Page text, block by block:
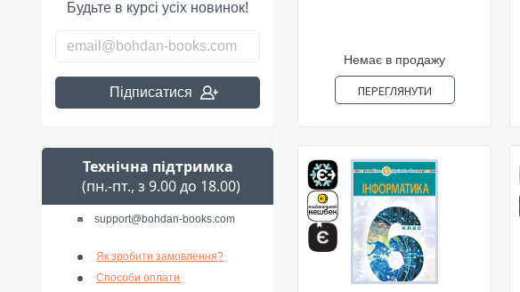
Будьте в курсі усіх новинок!
Підписатися
Технічна підтримка
(пн.-пт., з 9.00 до 18.00)
support@bohdan-books.com
Як зробити замовлення?
Способи оплати
Немає в продажу
ПЕРЕГЛЯНУТИ